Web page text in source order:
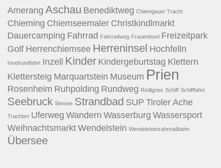
Amerang Aschau Benediktweg Chiemgauer Tracht
Chieming Chiemseemaler Christkindlmarkt
Dauercamping Fahrrad Fahrradweg Fraueninsel Freizeitpark
Golf Herrenchiemsee Herreninsel Hochfelln
Inselrundfahrt Inzell Kinder Kindergeburtstag Klettern
Klettersteig Marquartstein Museum Prien
Rosenheim Ruhpolding Rundweg Rödlgries Schiff Schifffahrt
Seebruck Simsee Strandbad SUP Tiroler Ache
Trachten Uferweg Wandern Wasserburg Wassersport
Weihnachtsmarkt Wendelstein Wendelsteinzahnradbahn
Übersee